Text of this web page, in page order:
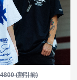
4800(割引前)